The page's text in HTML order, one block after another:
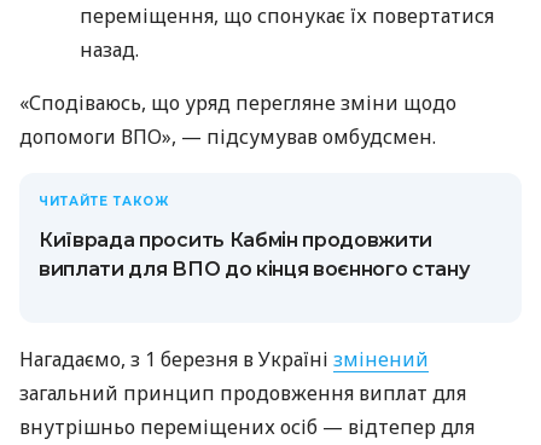
переміщення, що спонукає їх повертатися
назад.
«Сподіваюсь, що уряд перегляне зміни щодо
допомоги ВПО», — підсумував омбудсмен.
ЧИТАЙТЕ ТАКОЖ
Київрада просить Кабмін продовжити
виплати для ВПО до кінця воєнного стану
Нагадаємо, з 1 березня в Україні змінений
загальний принцип продовження виплат для
внутрішньо переміщених осіб — відтепер для